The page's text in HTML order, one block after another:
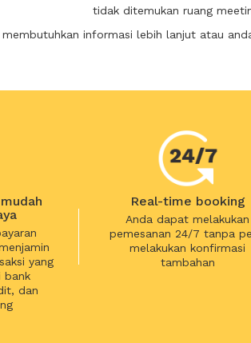
tidak ditemukan ruang
membutuhkan informasi lebih lanjut atau
yang
bank
dan
Real-time booking
Anda dapat melakukan
pemesanan 24/7 tanpa
melakukan konfirmasi
tambahan